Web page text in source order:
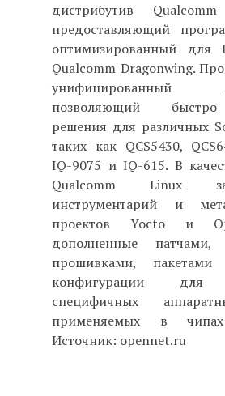
дистрибутив
предоставляющий
оптимизированный для
Qualcomm Dragonwing.
унифицированный
позволяющий быстро
решения для различных
таких как QCS5430,
IQ-9075 и IQ-615. В
Qualcomm Linux
инструментарий и
проектов Yocto и
дополненные патчами,
прошивками,
конфигурации для
специфичных
применяемых в чипах
Источник: opennet.ru